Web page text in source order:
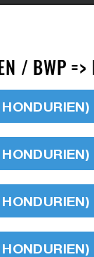
/ BWP =>